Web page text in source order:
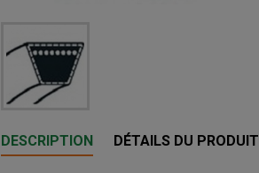
DESCRIPTION DÉTAILS DU PRODUIT